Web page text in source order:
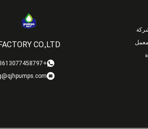
CO.,LTD
+8613077458797